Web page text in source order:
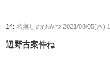
14: 名無しのひみつ 2021/08/05(木)
辺野古案件ね